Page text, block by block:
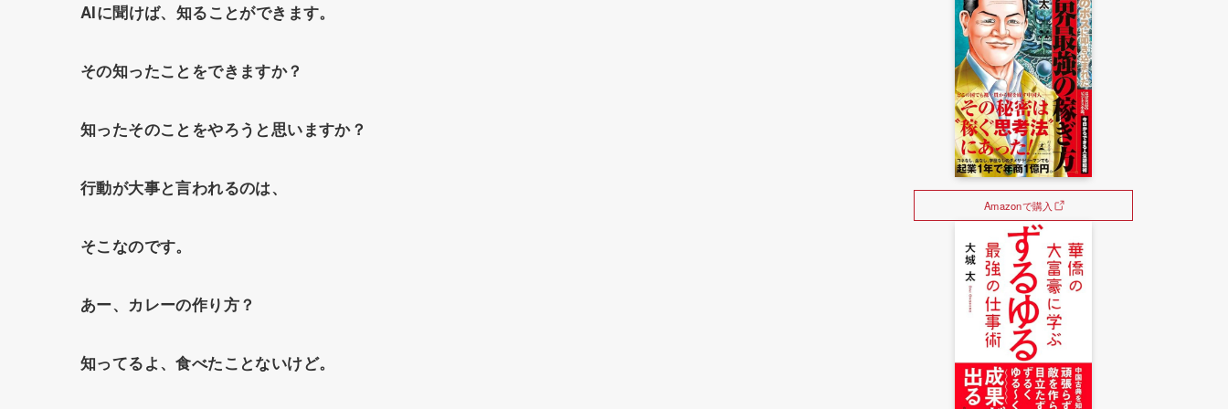
AIに聞けば、知ることができます。
その知ったことをできますか？
知ったそのことをやろうと思いますか？
行動が大事と言われるのは、
そこなのです。
あー、カレーの作り方？
知ってるよ、食べたことないけど。
Amazonで購入